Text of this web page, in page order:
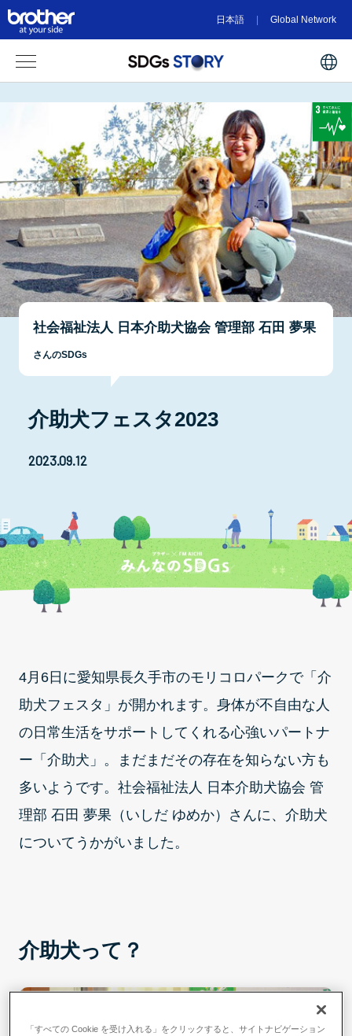
日本語 Global Network
社会福祉法人 日本介助犬協会 管理部 石田 夢果
さんのSDGs
介助犬フェスタ2023
2023.09.12
4月6日に愛知県長久手市のモリコロパークで「介
助犬フェスタ」が開かれます。身体が不自由な人
の日常生活をサポートしてくれる心強いパートナ
ー「介助犬」。まだまだその存在を知らない方も
多いようです。社会福祉法人 日本介助犬協会 管
理部 石田 夢果（いしだ ゆめか）さんに、介助犬
についてうかがいました。
介助犬って？
「すべての Cookie を受け入れる」をクリックすると、サイトナビゲーション